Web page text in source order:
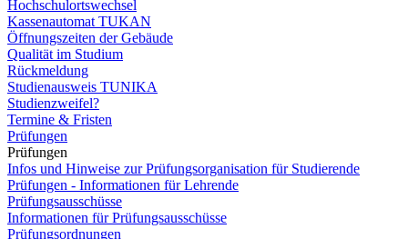
Hochschulortswechsel
Kassenautomat TUKAN
Öffnungszeiten der Gebäude
Qualität im Studium
Rückmeldung
Studienausweis TUNIKA
Studienzweifel?
Termine & Fristen
Prüfungen
Prüfungen
Infos und Hinweise zur Prüfungsorganisation für Studierende
Prüfungen - Informationen für Lehrende
Prüfungsausschüsse
Informationen für Prüfungsausschüsse
Prüfungsordnungen